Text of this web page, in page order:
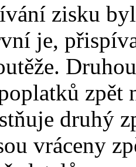
zisku
je,
zpět
druhý
vráceny